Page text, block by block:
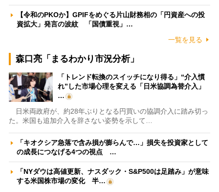
【令和のPKOか】GPIFをめぐる片山財務相の「円資産への投
資拡大」発言の波紋 「国債重視」…
一覧を見る
森口亮「まるわかり市況分析」
「トレンド転換のスイッチになり得る」“介入慣
れ”した市場心理を変える「日米協調為替介入」
…
日米両政府が、約28年ぶりとなる円買いの協調介入に踏み切っ
た。米国も追加介入を辞さない姿勢を示して…
「キオクシア急落で含み損が膨らんで…」損失を投資家として
の成長につなげる4つの視点 …
「NYダウは高値更新、ナスダック・S&P500は足踏み」が意味
する米国株市場の変化 半…